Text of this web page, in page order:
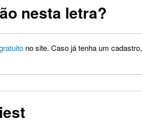
nesta letra?
no site. Caso já tenha um cadastro,